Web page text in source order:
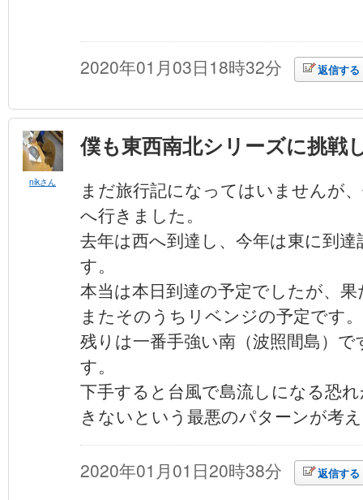
2020年01月03日18時32分 返信する
nikさん
僕も東西南北シリーズに挑戦
まだ旅行記になってはいませんが
へ行きました。
去年は西へ到達し、今年は東に到
す。
本当は本日到達の予定でしたが、
またそのうちリベンジの予定です。
残りは一番手強い南（波照間島）
す。
下手すると台風で島流しになる恐
きないという最悪のパターンが考
2020年01月01日20時38分 返信する